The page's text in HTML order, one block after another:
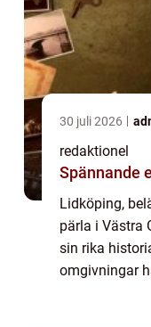
30 juli 2026
redaktionel
Spännande
Lidköping,
pärla i Västra
sin rika
omgivningar